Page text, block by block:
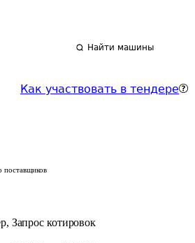
Найти машины
Как участвовать в тендере
поставщиков
, Запрос котировок